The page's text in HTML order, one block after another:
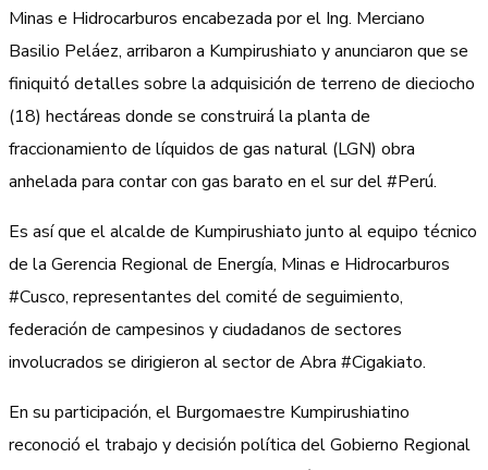
Minas e Hidrocarburos encabezada por el Ing. Merciano
Basilio Peláez, arribaron a Kumpirushiato y anunciaron que se
finiquitó detalles sobre la adquisición de terreno de dieciocho
(18) hectáreas donde se construirá la planta de
fraccionamiento de líquidos de gas natural (LGN) obra
anhelada para contar con gas barato en el sur del #Perú.
Es así que el alcalde de Kumpirushiato junto al equipo técnico
de la Gerencia Regional de Energía, Minas e Hidrocarburos
#Cusco, representantes del comité de seguimiento,
federación de campesinos y ciudadanos de sectores
involucrados se dirigieron al sector de Abra #Cigakiato.
En su participación, el Burgomaestre Kumpirushiatino
reconoció el trabajo y decisión política del Gobierno Regional